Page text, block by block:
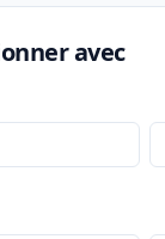
avec